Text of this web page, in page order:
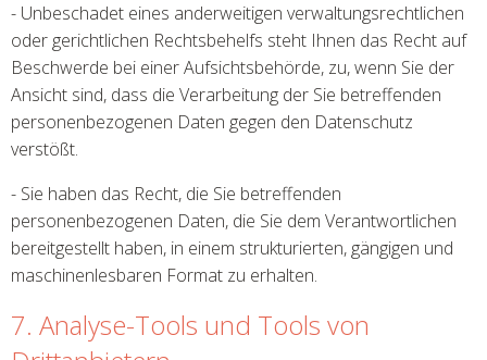
- Unbeschadet eines anderweitigen verwaltungsrechtlichen
oder gerichtlichen Rechtsbehelfs steht Ihnen das Recht auf
Beschwerde bei einer Aufsichtsbehörde, zu, wenn Sie der
Ansicht sind, dass die Verarbeitung der Sie betreffenden
personenbezogenen Daten gegen den Datenschutz
verstößt.
- Sie haben das Recht, die Sie betreffenden
personenbezogenen Daten, die Sie dem Verantwortlichen
bereitgestellt haben, in einem strukturierten, gängigen und
maschinenlesbaren Format zu erhalten.
7. Analyse-Tools und Tools von